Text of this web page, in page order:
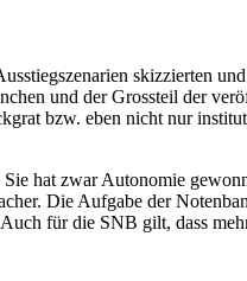
skizzierten
und der Grossteil der
bzw. eben nicht nur
hat zwar Autonomie
Die Aufgabe der
für die SNB gilt, dass